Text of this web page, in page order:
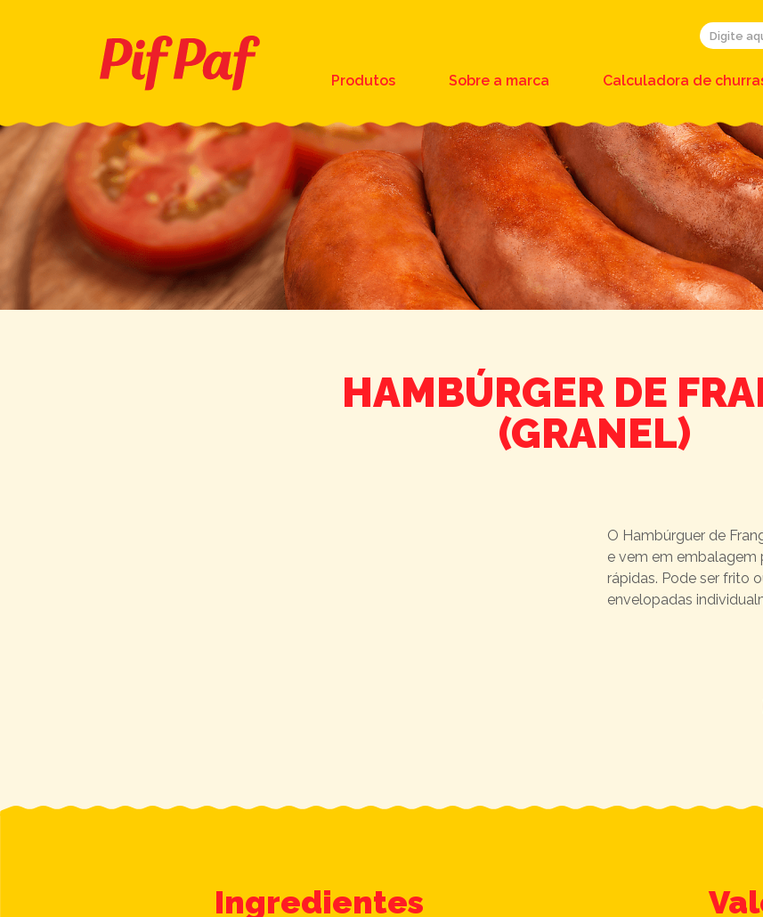
Produtos Sobre a marca Calculadora de
HAMBÚRGER DE
(GRANEL)
O Hambúrguer de
e vem em embalagem
rápidas. Pode ser frito
envelopadas
Ingredientes